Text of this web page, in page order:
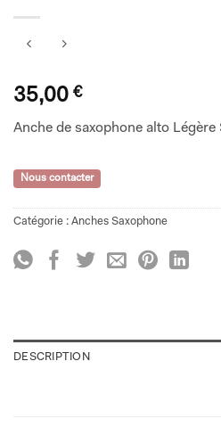
35,00 €
Anche de saxophone alto Légère
Nous contacter
Catégorie : Anches Saxophone
DESCRIPTION